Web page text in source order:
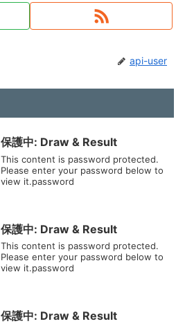
api-user
保護中: Draw & Result
This content is password protected.
Please enter your password below to
view it.password
保護中: Draw & Result
This content is password protected.
Please enter your password below to
view it.password
保護中: Draw & Result